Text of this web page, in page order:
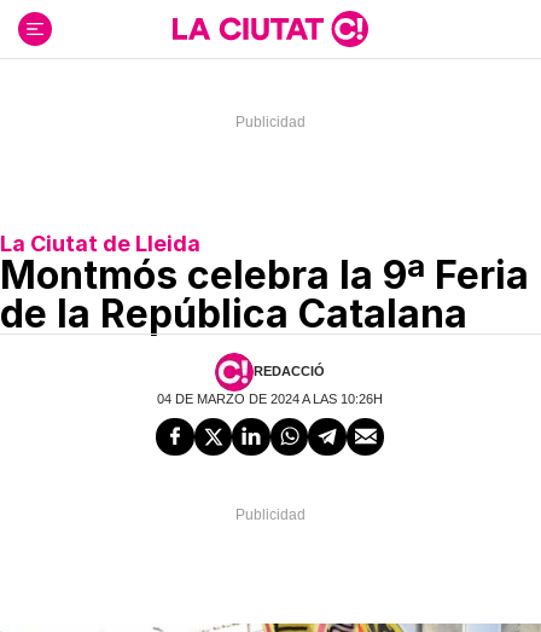
contenido
La Ciutat de Lleida
Montmós celebra la 9ª Feria
de la República Catalana
REDACCIÓ
04 DE MARZO DE 2024 A LAS 10:26H